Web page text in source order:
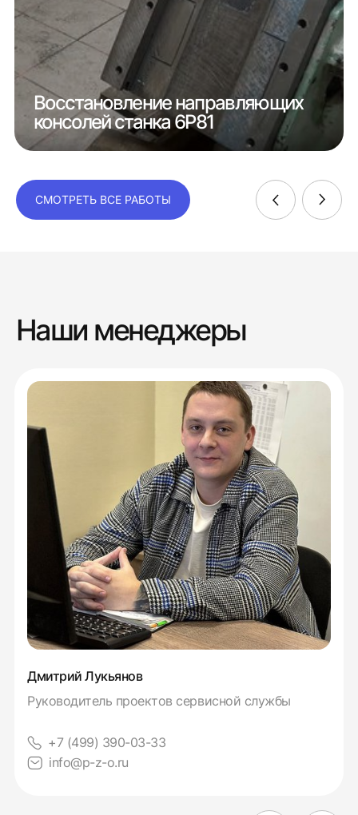
Восстановление направляющих
консолей станка 6Р81
СМОТРЕТЬ ВСЕ РАБОТЫ
Наши менеджеры
Дмитрий Лукьянов
Руководитель проектов сервисной службы
+7 (499) 390-03-33
info@p-z-o.ru